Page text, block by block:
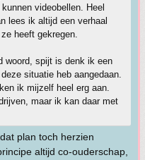
videobellen. Heel
lees ik altijd een verhaal
heeft gekregen.
woord, spijt is denk ik een
situatie heb aangedaan.
ik mijzelf heel erg aan.
maar ik kan daar met
plan toch herzien
altijd co-ouderschap,